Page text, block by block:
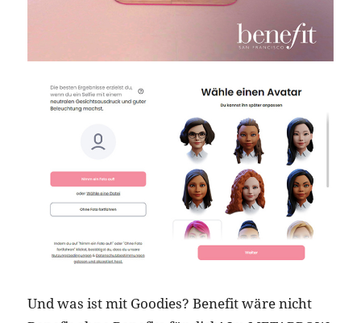
Und was ist mit Goodies? Benefit wäre nicht